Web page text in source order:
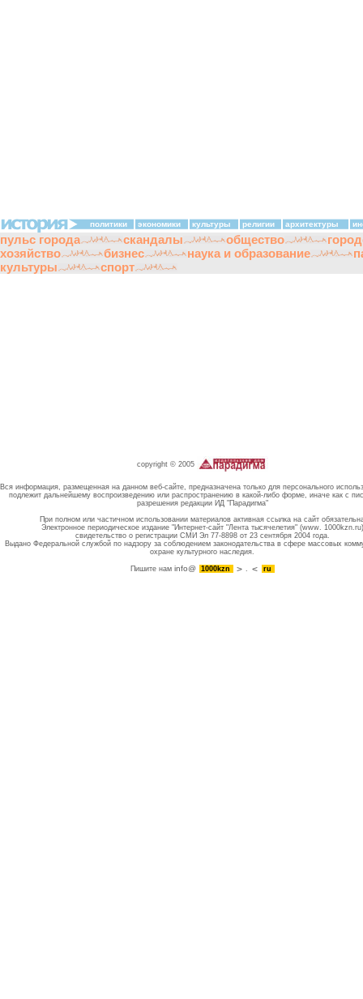
политики экономики культуры религии архитектуры
пульс города скандалы общество
хозяйство
бизнес наука и образование
культуры
спорт
copyright © 2005
Вся информация, размещенная на данном веб-сайте, предназначена только для персонального
подлежит дальнейшему воспроизведению или распространению в какой-либо форме, иначе как с
разрешения редакции ИД "Парадигма"
При полном или частичном использовании материалов активная ссылка на сайт
Электронное периодическое издание "Интернет-сайт "Лента тысячелетия" (www. 1000kzn.ru)
свидетельство о регистрации СМИ Эл 77-8898 от 23 сентября 2004 года.
Выдано Федеральной службой по надзору за соблюдением законодательства в сфере массовых
охране культурного наследия.
Пишите намinfo@ 1000kzn . ru